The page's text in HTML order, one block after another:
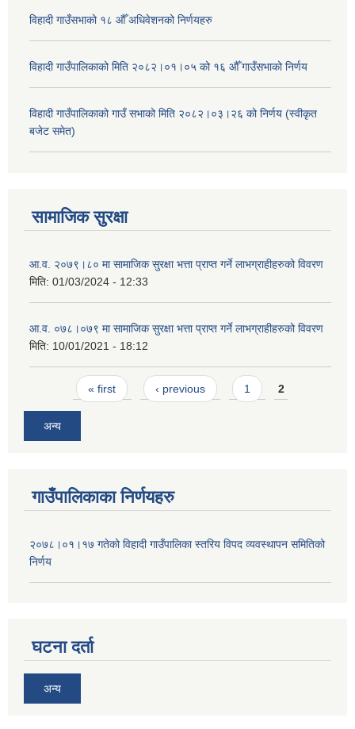
विहादी गाउँसभाको १८ औँ अधिवेशनको निर्णयहरु
विहादी गाउँपालिकाको मिति २०८२।०१।०५ को १६ औँ गाउँसभाको निर्णय
विहादी गाउँपालिकाको गाउँ सभाको मिति २०८२।०३।२६ को निर्णय (स्वीकृत
बजेट समेत)
सामाजिक सुरक्षा
आ.व. २०७९।८० मा सामाजिक सुरक्षा भत्ता प्राप्त गर्ने लाभग्राहीहरुको विवरण
मिति: 01/03/2024 - 12:33
आ.व. ०७८।०७९ मा सामाजिक सुरक्षा भत्ता प्राप्त गर्ने लाभग्राहीहरुको विवरण
मिति: 10/01/2021 - 18:12
Pages« first ‹ previous 1 2
अन्य
गाउँपालिकाका निर्णयहरु
२०७८।०१।१७ गतेको विहादी गाउँपालिका स्तरिय विपद व्यवस्थापन समितिको
निर्णय
घटना दर्ता
अन्य